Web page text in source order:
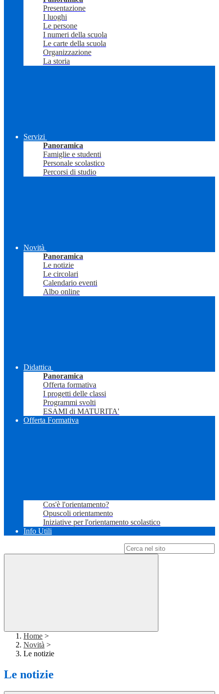
Presentazione
I luoghi
Le persone
I numeri della scuola
Le carte della scuola
Organizzazione
La storia
Servizi
Panoramica
Famiglie e studenti
Personale scolastico
Percorsi di studio
Novità
Panoramica
Le notizie
Le circolari
Calendario eventi
Albo online
Didattica
Panoramica
Offerta formativa
I progetti delle classi
Programmi svolti
ESAMI di MATURITA'
Offerta Formativa
Cos'è l'orientamento?
Opuscoli orientamento
Iniziative per l'orientamento scolastico
Info Utili
Home >
Novità >
Le notizie
Le notizie